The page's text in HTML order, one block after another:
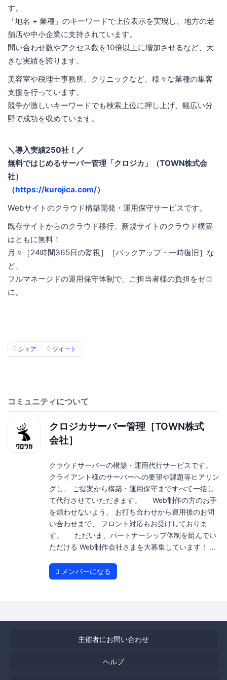
す。
「地名 + 業種」のキーワードで上位表示を実現し、地方の老
舗店や中小企業に支持されています。
問い合わせ数やアクセス数を10倍以上に増加させるなど、大
きな実績を誇ります。
美容室や税理士事務所、クリニックなど、様々な業種の集客
支援を行っています。
競争が激しいキーワードでも検索上位に押し上げ、幅広い分
野で成功を収めています。
＼導入実績250社！／
無料ではじめるサーバー管理「クロジカ」（TOWN株式会
社）
（https://kurojica.com/）
Webサイトのクラウド構築開発・運用保守サービスです。
既存サイトからのクラウド移行、新規サイトのクラウド構築
はともに無料！
月々［24時間365日の監視］［バックアップ・一時復旧］な
ど、
フルマネージドの運用保守体制で、ご担当者様の負担をゼロ
に。
シェア ツイート
コミュニティについて
クロジカサーバー管理［TOWN株式
会社］
クラウドサーバーの構築・運用代行サービスです。
クライアント様のサーバーへの要望や課題等ヒアリン
グし、 ご提案から構築・運用保守まですべて一括し
て代行させていただきます。 Web制作の方のお手
を煩わせないよう、 お打ち合わせから運用後のお問
い合わせまで、 フロント対応もお受けしておりま
す。 ただいま、パートナーシップ体制を組んでい
ただける Web制作会社さまを大募集しています！ ...
メンバーになる
主催者にお問い合わせ
ヘルプ